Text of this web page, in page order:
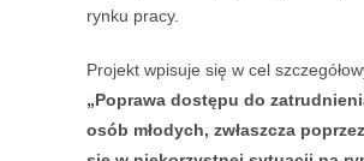
rynku pracy.
Projekt wpisuje się w cel
„Poprawa dostępu do
osób młodych, zwłaszcza